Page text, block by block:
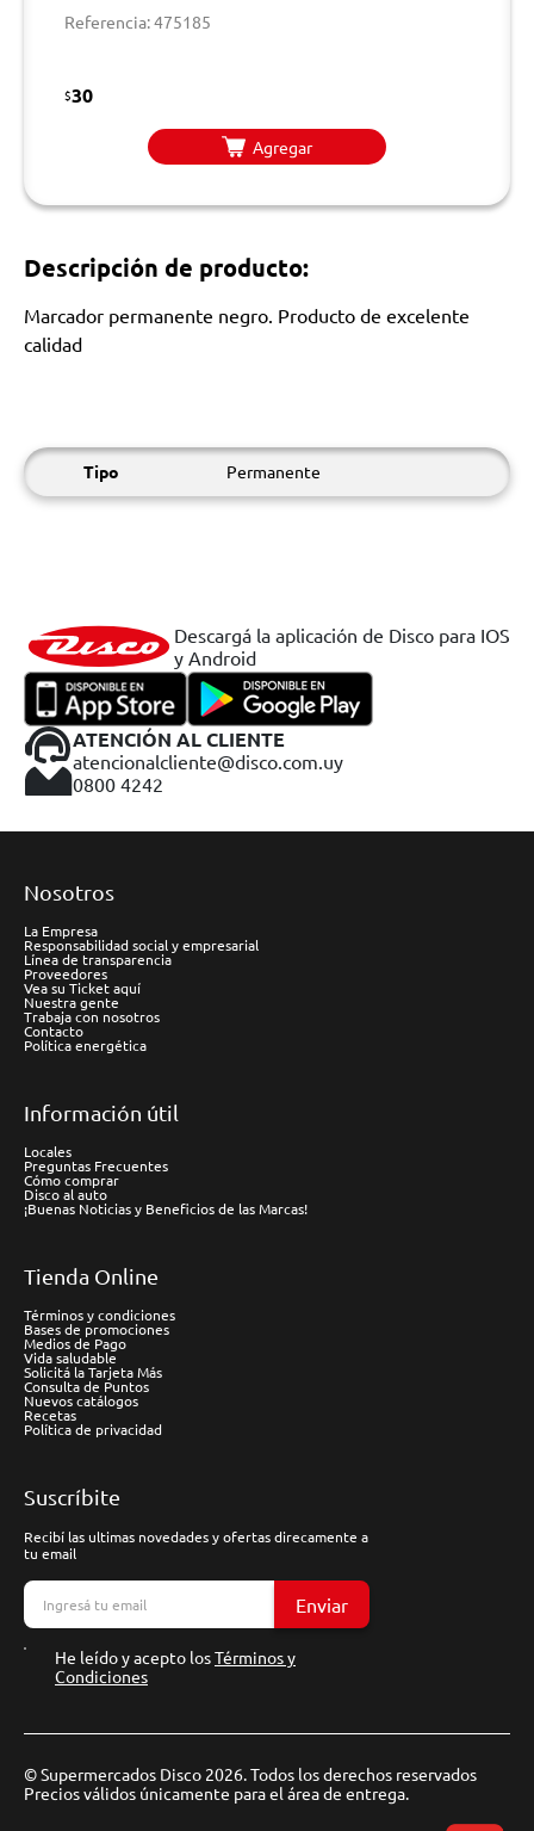
Referencia: 475185
$30
Agregar
Descripción de producto:
Marcador permanente negro. Producto de excelente
calidad
Tipo Permanente
Descargá la aplicación de Disco para IOS
y Android
ATENCIÓN AL CLIENTE
atencionalcliente@disco.com.uy
0800 4242
Nosotros
La Empresa
Responsabilidad social y empresarial
Línea de transparencia
Proveedores
Vea su Ticket aquí
Nuestra gente
Trabaja con nosotros
Contacto
Política energética
Información útil
Locales
Preguntas Frecuentes
Cómo comprar
Disco al auto
¡Buenas Noticias y Beneficios de las Marcas!
Tienda Online
Términos y condiciones
Bases de promociones
Medios de Pago
Vida saludable
Solicitá la Tarjeta Más
Consulta de Puntos
Nuevos catálogos
Recetas
Política de privacidad
Suscríbite
Recibí las ultimas novedades y ofertas direcamente a
tu email
Enviar
He leído y acepto losTérminos y
Condiciones
© Supermercados Disco 2026. Todos los derechos reservados
Precios válidos únicamente para el área de entrega.